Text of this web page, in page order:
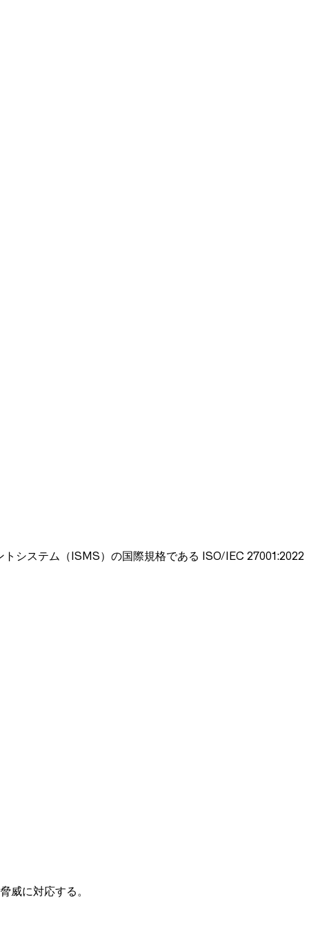
システム（ISMS）の国際規格である ISO/IEC 27001:2022
威に対応する。